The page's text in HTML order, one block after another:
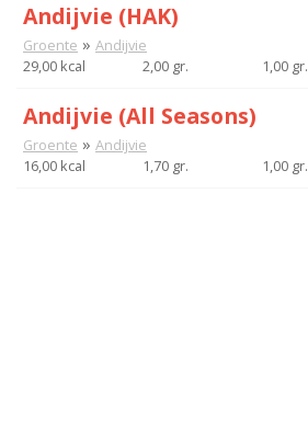
Andijvie (HAK)
Groente » Andijvie
29,00 kcal
2,00 gr. 1,00 gr.
Andijvie (All Seasons)
Groente » Andijvie
16,00 kcal
1,70 gr. 1,00 gr.